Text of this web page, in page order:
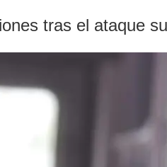
tras el ataque